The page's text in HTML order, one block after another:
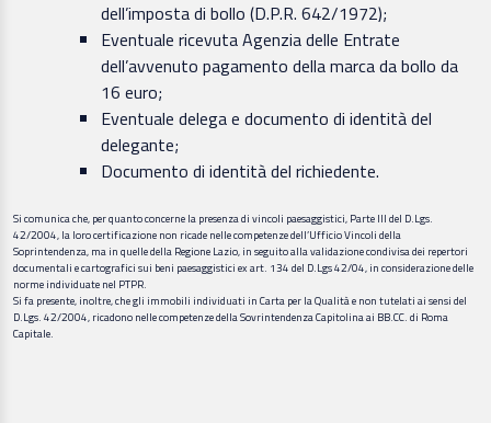
dell’imposta di bollo (D.P.R. 642/1972);
Eventuale ricevuta Agenzia delle Entrate
dell’avvenuto pagamento della marca da bollo da
16 euro;
Eventuale delega e documento di identità del
delegante;
Documento di identità del richiedente.
Si comunica che, per quanto concerne la presenza di vincoli paesaggistici, Parte III del D.Lgs.
42/2004, la loro certificazione non ricade nelle competenze dell’Ufficio Vincoli della
Soprintendenza, ma in quelle della Regione Lazio, in seguito alla validazione condivisa dei repertori
documentali e cartografici sui beni paesaggistici ex art. 134 del D.Lgs 42/04, in considerazione delle
norme individuate nel PTPR.
Si fa presente, inoltre, che gli immobili individuati in Carta per la Qualità e non tutelati ai sensi del
D.Lgs. 42/2004, ricadono nelle competenze della Sovrintendenza Capitolina ai BB.CC. di Roma
Capitale.